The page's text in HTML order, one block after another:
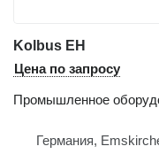
Kolbus EH
Цена по запросу
Промышленное
Германия,